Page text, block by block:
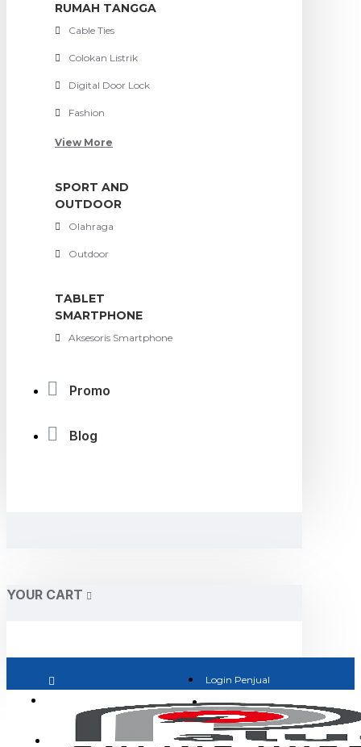
RUMAH TANGGA
Cable Ties
Colokan Listrik
Digital Door Lock
Fashion
View More
SPORT AND
OUTDOOR
Olahraga
Outdoor
TABLET
SMARTPHONE
Aksesoris Smartphone
Promo
Blog
YOUR CART
Login Penjual
Jadi Penjual